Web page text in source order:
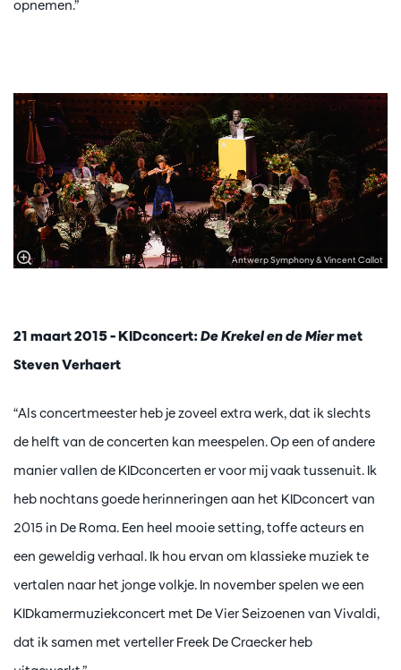
opnemen.”
Antwerp Symphony & Vincent Callot
21 maart 2015 – KIDconcert:De Krekel en de Miermet
Steven Verhaert
“Als concertmeester heb je zoveel extra werk, dat ik slechts
de helft van de concerten kan meespelen. Op een of andere
manier vallen de KIDconcerten er voor mij vaak tussenuit. Ik
heb nochtans goede herinneringen aan het KIDconcert van
2015 in De Roma. Een heel mooie setting, toffe acteurs en
een geweldig verhaal. Ik hou ervan om klassieke muziek te
vertalen naar het jonge volkje. In november spelen we een
KIDkamermuziekconcert met De Vier Seizoenen van Vivaldi,
dat ik samen met verteller Freek De Craecker heb